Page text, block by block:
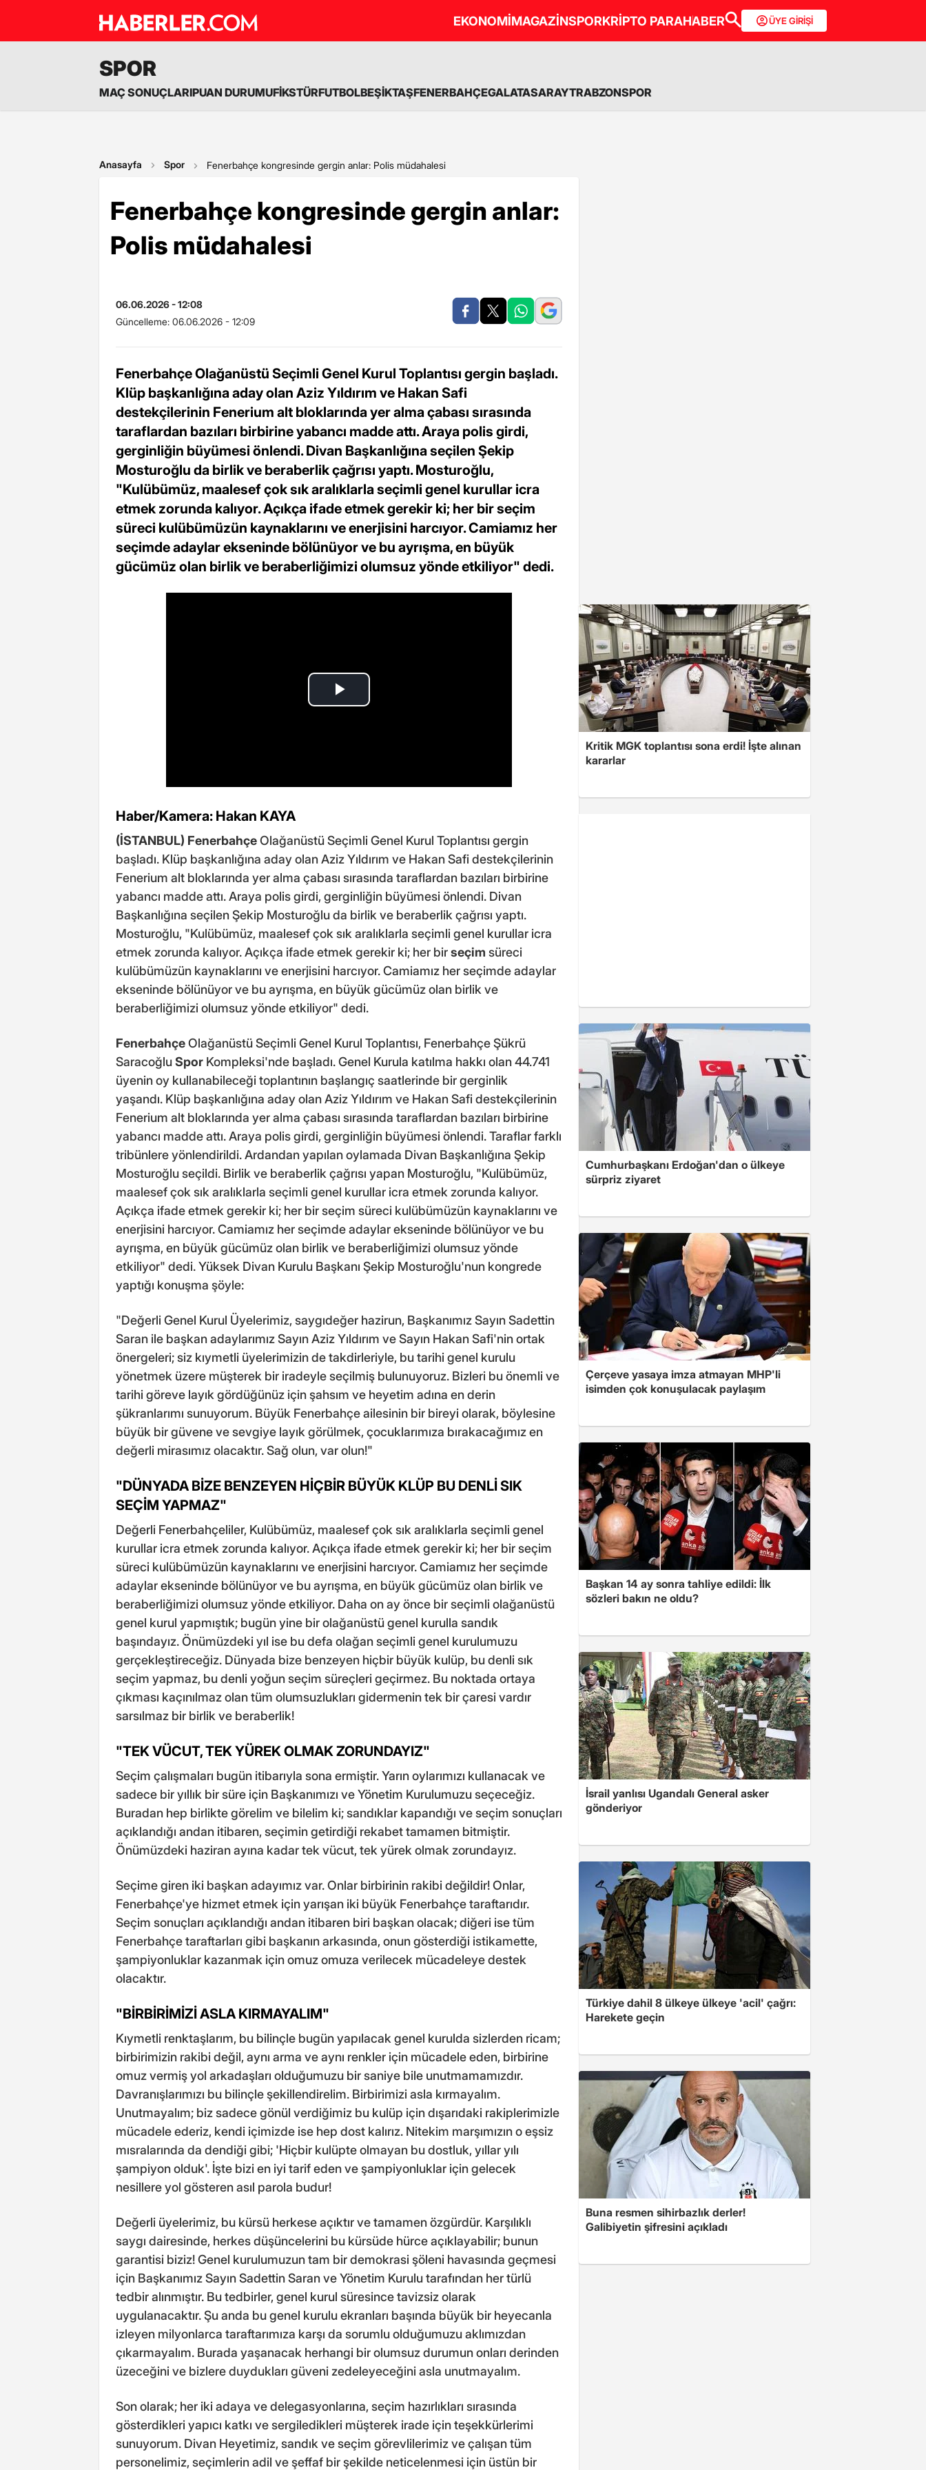
EKONOMİMAGAZİNSPORKRİPTO PARAHABER ÜYE GİRİŞİ
SPOR
MAÇ SONUÇLARIPUAN DURUMUFİKSTÜRFUTBOLBEŞİKTAŞFENERBAHÇEGALATASARAYTRABZONSPOR
Anasayfa Spor Fenerbahçe kongresinde gergin anlar: Polis müdahalesi
Fenerbahçe kongresinde gergin anlar:
Polis müdahalesi
06.06.2026 - 12:08
Güncelleme: 06.06.2026 - 12:09
Fenerbahçe Olağanüstü Seçimli Genel Kurul Toplantısı gergin başladı.
Klüp başkanlığına aday olan Aziz Yıldırım ve Hakan Safi
destekçilerinin Fenerium alt bloklarında yer alma çabası sırasında
taraflardan bazıları birbirine yabancı madde attı. Araya polis girdi,
gerginliğin büyümesi önlendi. Divan Başkanlığına seçilen Şekip
Mosturoğlu da birlik ve beraberlik çağrısı yaptı. Mosturoğlu,
"Kulübümüz, maalesef çok sık aralıklarla seçimli genel kurullar icra
etmek zorunda kalıyor. Açıkça ifade etmek gerekir ki; her bir seçim
süreci kulübümüzün kaynaklarını ve enerjisini harcıyor. Camiamız her
seçimde adaylar ekseninde bölünüyor ve bu ayrışma, en büyük
gücümüz olan birlik ve beraberliğimizi olumsuz yönde etkiliyor" dedi.
Haber/Kamera: Hakan KAYA
(İSTANBUL) FenerbahçeOlağanüstü Seçimli Genel Kurul Toplantısı gergin
başladı. Klüp başkanlığına aday olan Aziz Yıldırım ve Hakan Safi destekçilerinin
Fenerium alt bloklarında yer alma çabası sırasında taraflardan bazıları birbirine
yabancı madde attı. Araya polis girdi, gerginliğin büyümesi önlendi. Divan
Başkanlığına seçilen Şekip Mosturoğlu da birlik ve beraberlik çağrısı yaptı.
Mosturoğlu, "Kulübümüz, maalesef çok sık aralıklarla seçimli genel kurullar icra
etmek zorunda kalıyor. Açıkça ifade etmek gerekir ki; her birseçim süreci
kulübümüzün kaynaklarını ve enerjisini harcıyor. Camiamız her seçimde adaylar
ekseninde bölünüyor ve bu ayrışma, en büyük gücümüz olan birlik ve
beraberliğimizi olumsuz yönde etkiliyor" dedi.
FenerbahçeOlağanüstü Seçimli Genel Kurul Toplantısı, Fenerbahçe Şükrü
SaracoğluSpor Kompleksi'nde başladı. Genel Kurula katılma hakkı olan 44.741
üyenin oy kullanabileceği toplantının başlangıç saatlerinde bir gerginlik
yaşandı. Klüp başkanlığına aday olan Aziz Yıldırım ve Hakan Safi destekçilerinin
Fenerium alt bloklarında yer alma çabası sırasında taraflardan bazıları birbirine
yabancı madde attı. Araya polis girdi, gerginliğin büyümesi önlendi. Taraflar farklı
tribünlere yönlendirildi. Ardandan yapılan oylamada Divan Başkanlığına Şekip
Mosturoğlu seçildi. Birlik ve beraberlik çağrısı yapan Mosturoğlu, "Kulübümüz,
maalesef çok sık aralıklarla seçimli genel kurullar icra etmek zorunda kalıyor.
Açıkça ifade etmek gerekir ki; her bir seçim süreci kulübümüzün kaynaklarını ve
enerjisini harcıyor. Camiamız her seçimde adaylar ekseninde bölünüyor ve bu
ayrışma, en büyük gücümüz olan birlik ve beraberliğimizi olumsuz yönde
etkiliyor" dedi. Yüksek Divan Kurulu Başkanı Şekip Mosturoğlu'nun kongrede
yaptığı konuşma şöyle:
"Değerli Genel Kurul Üyelerimiz, saygıdeğer hazirun, Başkanımız Sayın Sadettin
Saran ile başkan adaylarımız Sayın Aziz Yıldırım ve Sayın Hakan Safi'nin ortak
önergeleri; siz kıymetli üyelerimizin de takdirleriyle, bu tarihi genel kurulu
yönetmek üzere müşterek bir iradeyle seçilmiş bulunuyoruz. Bizleri bu önemli ve
tarihi göreve layık gördüğünüz için şahsım ve heyetim adına en derin
şükranlarımı sunuyorum. Büyük Fenerbahçe ailesinin bir bireyi olarak, böylesine
büyük bir güvene ve sevgiye layık görülmek, çocuklarımıza bırakacağımız en
değerli mirasımız olacaktır. Sağ olun, var olun!"
"DÜNYADA BİZE BENZEYEN HİÇBİR BÜYÜK KLÜP BU DENLİ SIK
SEÇİM YAPMAZ"
Değerli Fenerbahçeliler, Kulübümüz, maalesef çok sık aralıklarla seçimli genel
kurullar icra etmek zorunda kalıyor. Açıkça ifade etmek gerekir ki; her bir seçim
süreci kulübümüzün kaynaklarını ve enerjisini harcıyor. Camiamız her seçimde
adaylar ekseninde bölünüyor ve bu ayrışma, en büyük gücümüz olan birlik ve
beraberliğimizi olumsuz yönde etkiliyor. Daha on ay önce bir seçimli olağanüstü
genel kurul yapmıştık; bugün yine bir olağanüstü genel kurulla sandık
başındayız. Önümüzdeki yıl ise bu defa olağan seçimli genel kurulumuzu
gerçekleştireceğiz. Dünyada bize benzeyen hiçbir büyük kulüp, bu denli sık
seçim yapmaz, bu denli yoğun seçim süreçleri geçirmez. Bu noktada ortaya
çıkması kaçınılmaz olan tüm olumsuzlukları gidermenin tek bir çaresi vardır
sarsılmaz bir birlik ve beraberlik!
"TEK VÜCUT, TEK YÜREK OLMAK ZORUNDAYIZ"
Seçim çalışmaları bugün itibarıyla sona ermiştir. Yarın oylarımızı kullanacak ve
sadece bir yıllık bir süre için Başkanımızı ve Yönetim Kurulumuzu seçeceğiz.
Buradan hep birlikte görelim ve bilelim ki; sandıklar kapandığı ve seçim sonuçları
açıklandığı andan itibaren, seçimin getirdiği rekabet tamamen bitmiştir.
Önümüzdeki haziran ayına kadar tek vücut, tek yürek olmak zorundayız.
Seçime giren iki başkan adayımız var. Onlar birbirinin rakibi değildir! Onlar,
Fenerbahçe'ye hizmet etmek için yarışan iki büyük Fenerbahçe taraftarıdır.
Seçim sonuçları açıklandığı andan itibaren biri başkan olacak; diğeri ise tüm
Fenerbahçe taraftarları gibi başkanın arkasında, onun gösterdiği istikamette,
şampiyonluklar kazanmak için omuz omuza verilecek mücadeleye destek
olacaktır.
"BİRBİRİMİZİ ASLA KIRMAYALIM"
Kıymetli renktaşlarım, bu bilinçle bugün yapılacak genel kurulda sizlerden ricam;
birbirimizin rakibi değil, aynı arma ve aynı renkler için mücadele eden, birbirine
omuz vermiş yol arkadaşları olduğumuzu bir saniye bile unutmamamızdır.
Davranışlarımızı bu bilinçle şekillendirelim. Birbirimizi asla kırmayalım.
Unutmayalım; biz sadece gönül verdiğimiz bu kulüp için dışarıdaki rakiplerimizle
mücadele ederiz, kendi içimizde ise hep dost kalırız. Nitekim marşımızın o eşsiz
mısralarında da dendiği gibi; 'Hiçbir kulüpte olmayan bu dostluk, yıllar yılı
şampiyon olduk'. İşte bizi en iyi tarif eden ve şampiyonluklar için gelecek
nesillere yol gösteren asıl parola budur!
Değerli üyelerimiz, bu kürsü herkese açıktır ve tamamen özgürdür. Karşılıklı
saygı dairesinde, herkes düşüncelerini bu kürsüde hürce açıklayabilir; bunun
garantisi biziz! Genel kurulumuzun tam bir demokrasi şöleni havasında geçmesi
için Başkanımız Sayın Sadettin Saran ve Yönetim Kurulu tarafından her türlü
tedbir alınmıştır. Bu tedbirler, genel kurul süresince tavizsiz olarak
uygulanacaktır. Şu anda bu genel kurulu ekranları başında büyük bir heyecanla
izleyen milyonlarca taraftarımıza karşı da sorumlu olduğumuzu aklımızdan
çıkarmayalım. Burada yaşanacak herhangi bir olumsuz durumun onları derinden
üzeceğini ve bizlere duydukları güveni zedeleyeceğini asla unutmayalım.
Son olarak; her iki adaya ve delegasyonlarına, seçim hazırlıkları sırasında
gösterdikleri yapıcı katkı ve sergiledikleri müşterek irade için teşekkürlerimi
sunuyorum. Divan Heyetimiz, sandık ve seçim görevlilerimiz ve çalışan tüm
personelimiz, seçimlerin adil ve şeffaf bir şekilde neticelenmesi için üstün bir
Kritik MGK toplantısı sona erdi! İşte alınan
kararlar
Cumhurbaşkanı Erdoğan'dan o ülkeye
sürpriz ziyaret
Çerçeve yasaya imza atmayan MHP'li
isimden çok konuşulacak paylaşım
Başkan 14 ay sonra tahliye edildi: İlk
sözleri bakın ne oldu?
İsrail yanlısı Ugandalı General asker
gönderiyor
Türkiye dahil 8 ülkeye ülkeye 'acil' çağrı:
Harekete geçin
Buna resmen sihirbazlık derler!
Galibiyetin şifresini açıkladı